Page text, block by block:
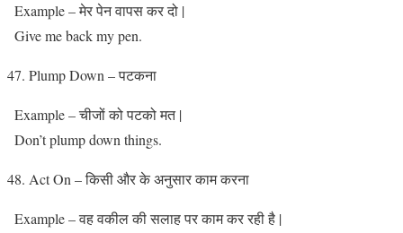
Example – मेर पेन वापस कर दो |
Give me back my pen.
Plump Down – पटकना
Example – चीजों को पटको मत |
Don’t plump down things.
Act On – किसी और के अनुसार काम करना
Example – वह वकील की सलाह पर काम कर रही है |